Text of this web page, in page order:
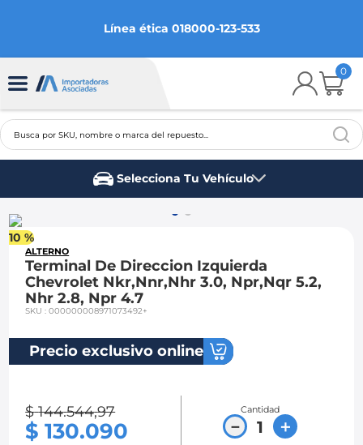
Línea ética 018000-123-533
0
Busca por SKU, nombre o marca del repuesto...
Selecciona Tu Vehículo
10 %
ALTERNO
Terminal De Direccion Izquierda
Chevrolet Nkr,Nnr,Nhr 3.0, Npr,Nqr 5.2,
Nhr 2.8, Npr 4.7
SKU:000000008971073492+
Precio exclusivo online
$ 144.544,97
$ 130.090
Cantidad
＋
－
2
3.
spark gt
ford fiesta
optra
7.
sail
chevrolet spark gt